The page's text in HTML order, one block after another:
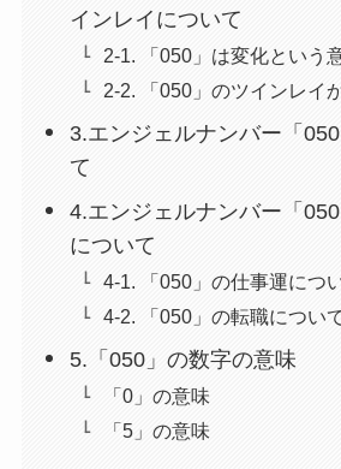
インレイについて
2-1. 「050」は変化という
2-2. 「050」のツインレイ
3.エンジェルナンバー「
て
4.エンジェルナンバー「
について
4-1. 「050」の仕事運につ
4-2. 「050」の転職につい
5.「050」の数字の意味
「0」の意味
「5」の意味